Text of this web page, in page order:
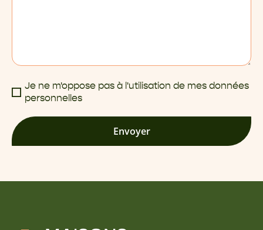
Je ne m'oppose pas à l'utilisation de mes données
personnelles
Envoyer